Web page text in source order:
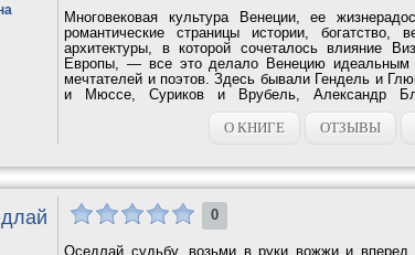
Многовековая культура Венеции, ее
романтические страницы истории, богатство,
архитектуры, в которой сочеталось влияние
Европы, — все это делало Венецию идеальным
мечтателей и поэтов. Здесь бывали Гендель и
и Мюссе, Суриков и Врубель, Александр
О КНИГЕ
ОТЗЫВЫ
0
Оседлай судьбу, возьми в руки вожжи и вперед